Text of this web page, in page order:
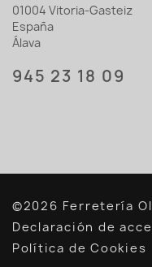
01004 Vitoria-Gasteiz
España
Álava
945 23 18 09
©2026 Ferretería
Declaración de
Política de Cookies